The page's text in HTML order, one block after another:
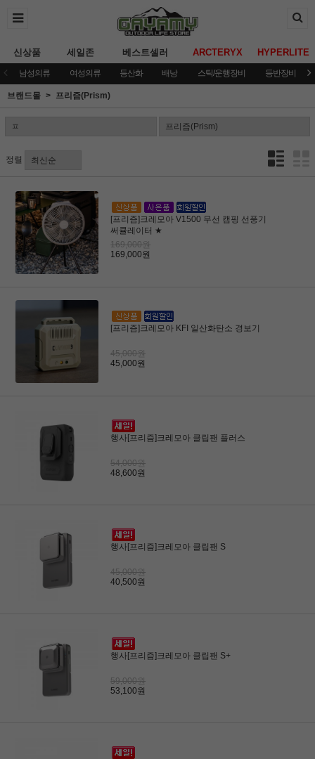
신상품 세일존 베스트셀러 ARCTERYX HYPERLITE
남성의류 여성의류 등산화 배낭 스틱/운행장비 등반장비
브랜드몰 프리즘(Prism)
정렬
[프리즘]크레모아 V1500 무선 캠핑 선풍기
써큘레이터 ★
169,000원
169,000원
[프리즘]크레모아 KFI 일산화탄소 경보기
45,000원
45,000원
행사[프리즘]크레모아 클립팬 플러스
54,000원
48,600원
행사[프리즘]크레모아 클립팬 S
45,000원
40,500원
행사[프리즘]크레모아 클립팬 S+
59,000원
53,100원